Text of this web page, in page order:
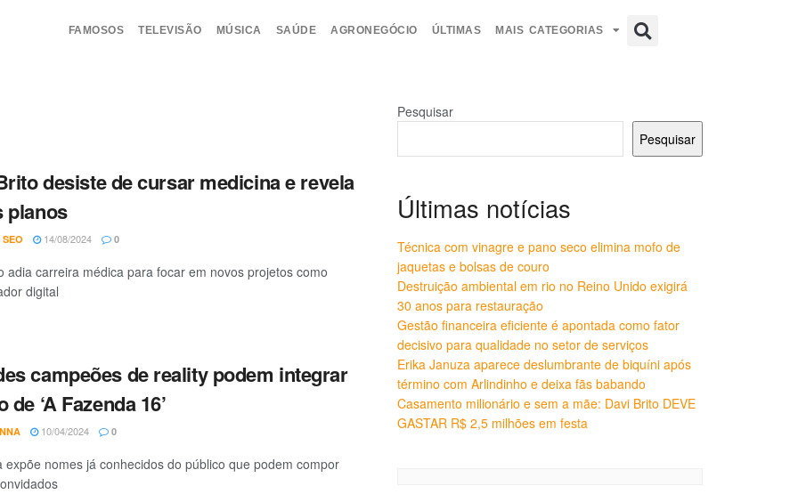
FAMOSOS TELEVISÃO MÚSICA SAÚDE AGRONEGÓCIO ÚLTIMAS MAIS CATEGORIAS
desiste de cursar medicina e revela
planos
14/08/2024 0
adia carreira médica para focar em novos projetos como
digital
campeões de reality podem integrar
de ‘A Fazenda 16’
10/04/2024 0
expõe nomes já conhecidos do público que podem compor
Pesquisar
Pesquisar
Últimas notícias
Técnica com vinagre e pano seco elimina mofo de
jaquetas e bolsas de couro
Destruição ambiental em rio no Reino Unido exigirá
30 anos para restauração
Gestão financeira eficiente é apontada como fator
decisivo para qualidade no setor de serviços
Erika Januza aparece deslumbrante de biquíni após
término com Arlindinho e deixa fãs babando
Casamento milionário e sem a mãe: Davi Brito DEVE
GASTAR R$ 2,5 milhões em festa